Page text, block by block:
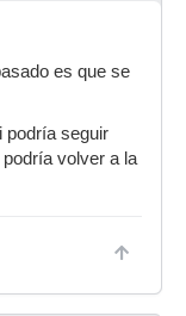
es que se
podría seguir
volver a la